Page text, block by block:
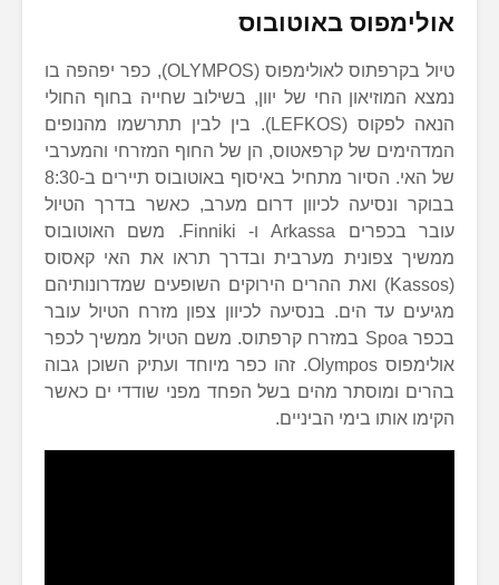
אולימפוס באוטובוס
טיול בקרפתוס לאולימפוס (OLYMPOS), כפר יפהפה בו
נמצא המוזיאון החי של יוון, בשילוב שחייה בחוף החולי
הנאה לפקוס (LEFKOS). בין לבין תתרשמו מהנופים
המדהימים של קרפאטוס, הן של החוף המזרחי והמערבי
של האי. הסיור מתחיל באיסוף באוטובוס תיירים ב-8:30
בבוקר ונסיעה לכיוון דרום מערב, כאשר בדרך הטיול
עובר בכפרים Arkassa ו- Finniki. משם האוטובוס
ממשיך צפונית מערבית ובדרך תראו את האי קאסוס
(Kassos) ואת ההרים הירוקים השופעים שמדרונותיהם
מגיעים עד הים. בנסיעה לכיוון צפון מזרח הטיול עובר
בכפר Spoa במזרח קרפתוס. משם הטיול ממשיך לכפר
אולימפוס Olympos. זהו כפר מיוחד ועתיק השוכן גבוה
בהרים ומוסתר מהים בשל הפחד מפני שודדי ים כאשר
הקימו אותו בימי הביניים.